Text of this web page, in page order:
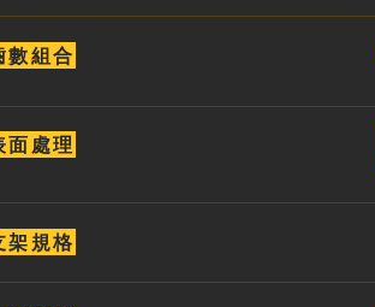
數組合
面處理
架規格